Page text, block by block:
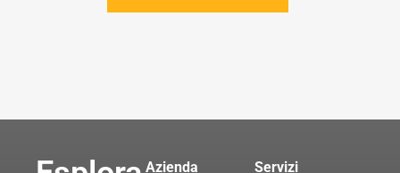
Azienda Servizi